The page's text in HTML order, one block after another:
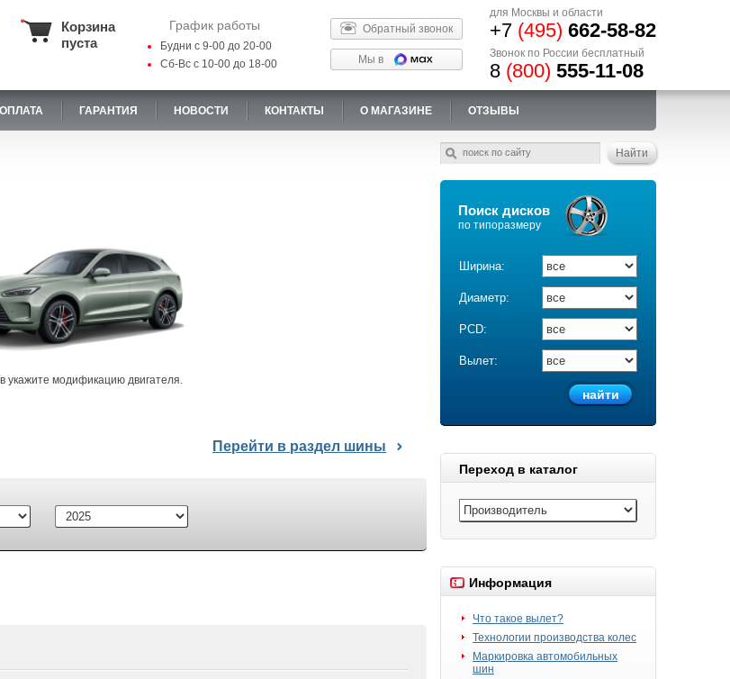
Корзина
пуста
График работы
Будни с 9-00 до 20-00
Сб-Вс с 10-00 до 18-00
Обратный звонок
Мы в
для Москвы и области
+7 (495) 662-58-82
Звонок по России бесплатный
8 (800) 555-11-08
ГАРАНТИЯ НОВОСТИ КОНТАКТЫ О МАГАЗИНЕ ОТЗЫВЫ
Поиск дисков
по типоразмеру
Ширина:
Диаметр:
PCD:
Вылет:
Переход в каталог
Информация
Что такое вылет?
Технологии производства колес
Маркировка автомобильных
шин
укажите модификацию двигателя.
Перейти в раздел шины